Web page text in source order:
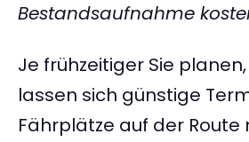
Bestandsaufnahme
Je frühzeitiger Sie
lassen sich günstige
Fährplätze auf der Route